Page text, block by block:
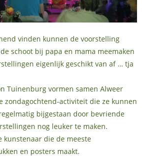
vinden kunnen de voorstelling
schoot bij papa en mama meemaken
eigenlijk geschikt van af … tja
Tuinenburg vormen samen Alweer
zondagochtend-activiteit die ze kunnen
bijgestaan door bevriende
nog leuker te maken.
kunstenaar die de meeste
en posters maakt.